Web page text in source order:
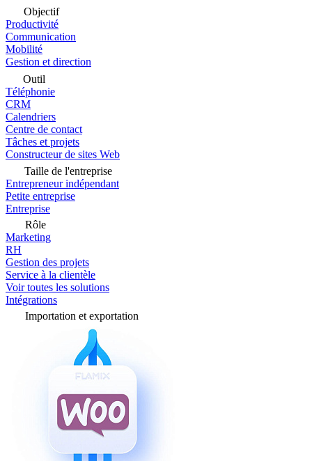
Objectif
Productivité
Communication
Mobilité
Gestion et direction
Outil
Téléphonie
CRM
Calendriers
Centre de contact
Tâches et projets
Constructeur de sites Web
Taille de l'entreprise
Entrepreneur indépendant
Petite entreprise
Entreprise
Rôle
Marketing
RH
Gestion des projets
Service à la clientèle
Voir toutes les solutions
Intégrations
Importation et exportation